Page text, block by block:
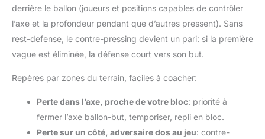
derrière le ballon (joueurs et positions capables de contrôler
l’axe et la profondeur pendant que d’autres pressent). Sans
rest-defense, le contre-pressing devient un pari: si la première
vague est éliminée, la défense court vers son but.
Repères par zones du terrain, faciles à coacher:
Perte dans l’axe, proche de votre bloc: priorité à
fermer l’axe ballon-but, temporiser, repli en bloc.
Perte sur un côté, adversaire dos au jeu: contre-